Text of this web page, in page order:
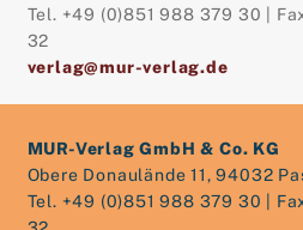
Tel. +49 (0)851 988 379 30 |
32
verlag@mur-verlag.de
MUR-Verlag GmbH & Co. KG
Obere Donaulände 11, 94032
Tel. +49 (0)851 988 379 30 |